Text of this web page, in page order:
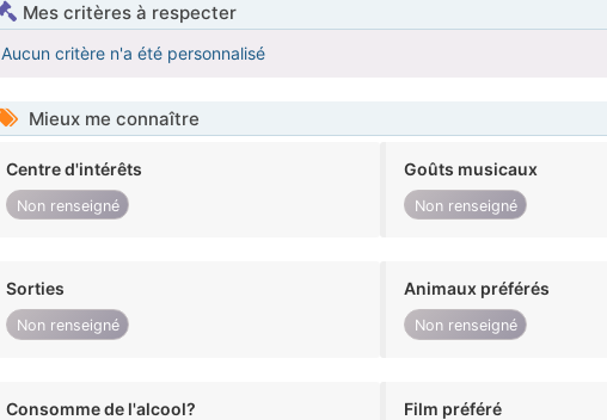
Mes critères à respecter
Aucun critère n'a été personnalisé
Mieux me connaître
Centre d'intérêts
Non renseigné
Goûts musicaux
Non renseigné
Sorties
Non renseigné
Animaux préférés
Non renseigné
Consomme de l'alcool? Film préféré